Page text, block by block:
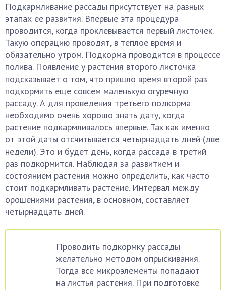
Подкармливание рассады присутствует на разных
этапах ее развития. Впервые эта процедура
проводится, когда проклевывается первый листочек.
Такую операцию проводят, в теплое время и
обязательно утром. Подкорма проводится в процессе
полива. Появление у растения второго листочка
подсказывает о том, что пришло время второй раз
подкормить еще совсем маленькую огуречную
рассаду. А для проведения третьего подкорма
необходимо очень хорошо знать дату, когда
растение подкармливалось впервые. Так как именно
от этой даты отсчитывается четырнадцать дней (две
недели). Это и будет день, когда рассада в третий
раз подкормится. Наблюдая за развитием и
состоянием растения можно определить, как часто
стоит подкармливать растение. Интервал между
орошениями растения, в основном, составляет
четырнадцать дней.
Проводить подкормку рассады
желательно методом опрыскивания.
Тогда все микроэлементы попадают
на листья растения. При подготовке